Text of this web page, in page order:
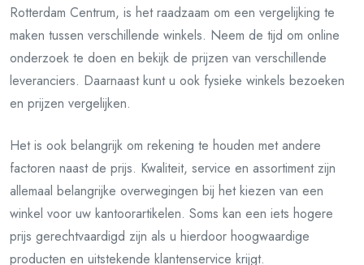
Rotterdam Centrum, is het raadzaam om een vergelijking te
maken tussen verschillende winkels. Neem de tijd om online
onderzoek te doen en bekijk de prijzen van verschillende
leveranciers. Daarnaast kunt u ook fysieke winkels bezoeken
en prijzen vergelijken.
Het is ook belangrijk om rekening te houden met andere
factoren naast de prijs. Kwaliteit, service en assortiment zijn
allemaal belangrijke overwegingen bij het kiezen van een
winkel voor uw kantoorartikelen. Soms kan een iets hogere
prijs gerechtvaardigd zijn als u hierdoor hoogwaardige
producten en uitstekende klantenservice krijgt.